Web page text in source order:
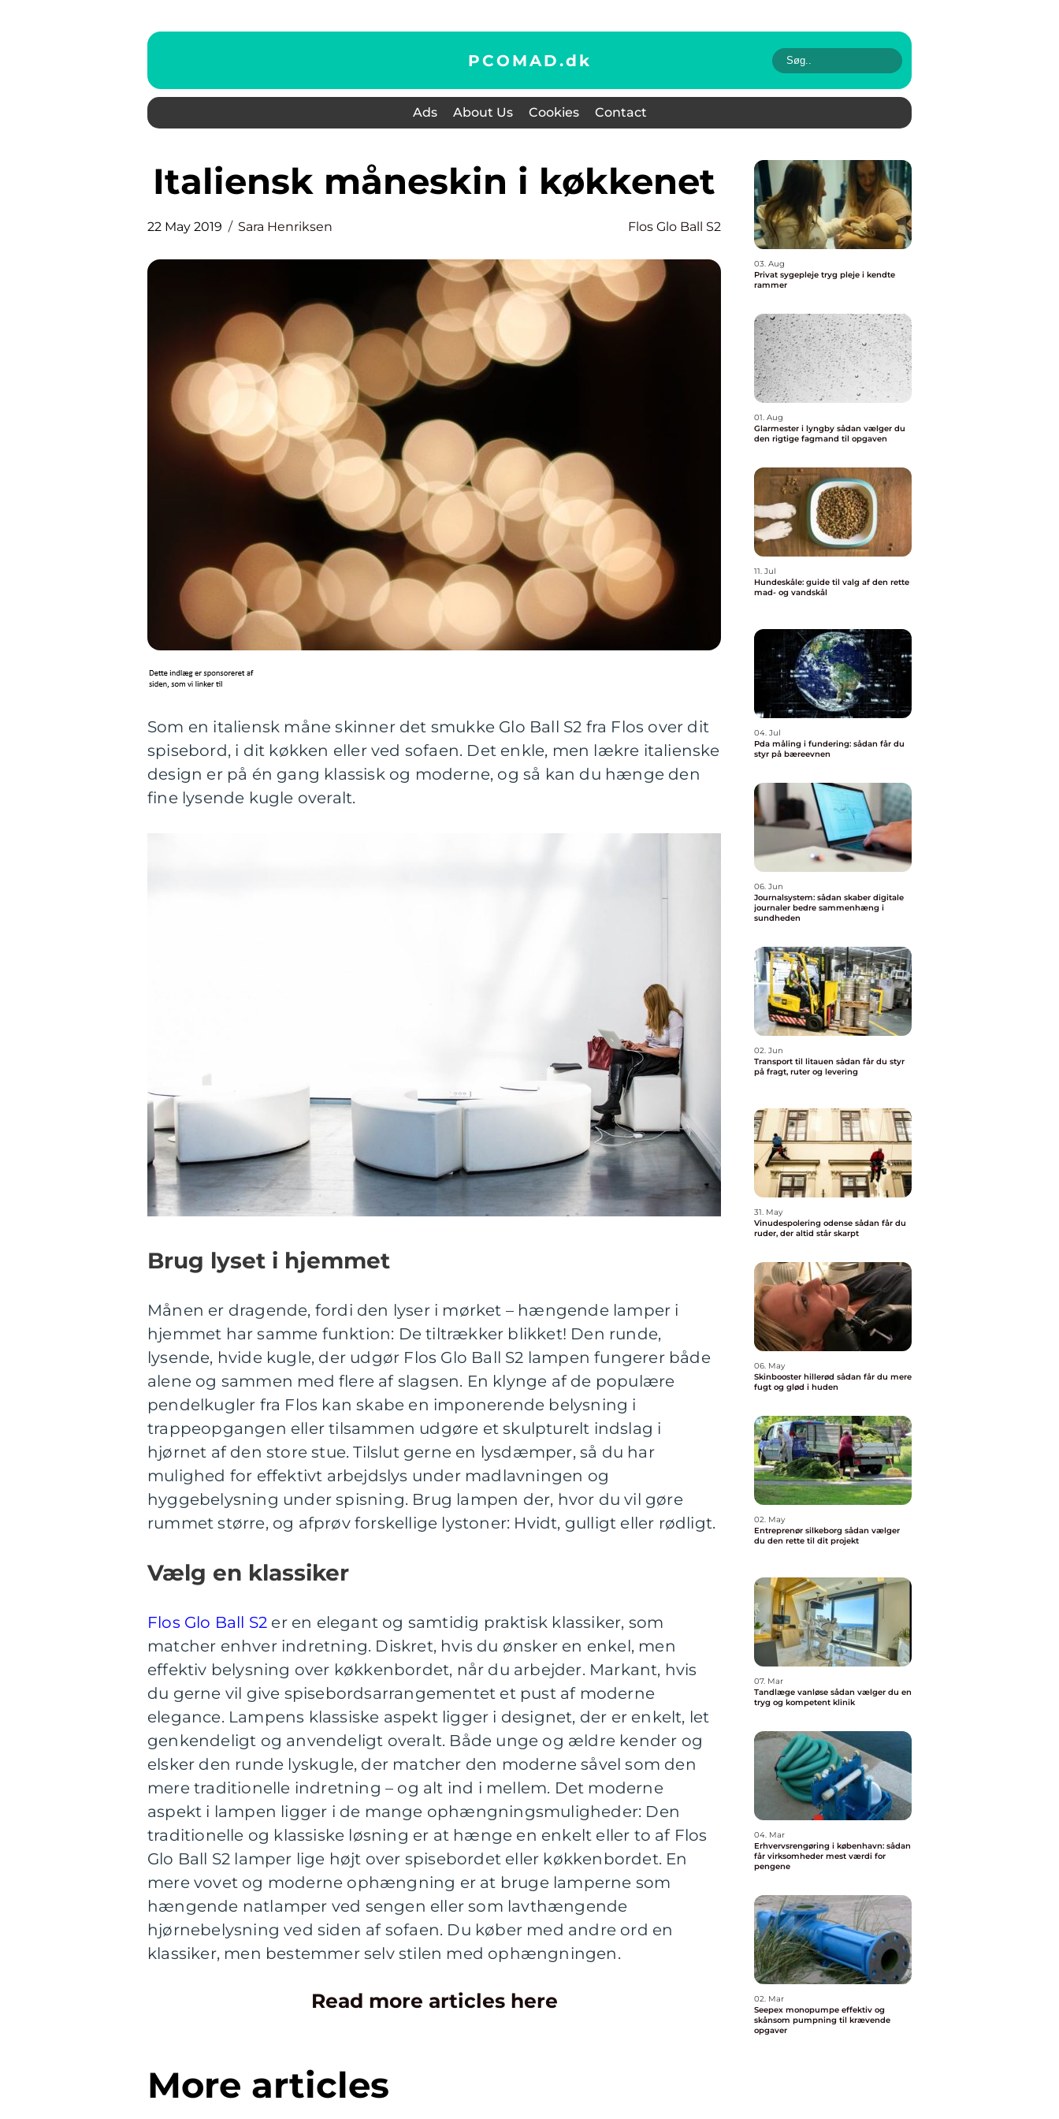
PCOMAD.dk
Ads About Us Cookies Contact
Italiensk måneskin i køkkenet
22 May 2019 Sara Henriksen Flos Glo Ball S2
Som en italiensk måne skinner det smukke Glo Ball S2 fra Flos over dit
spisebord, i dit køkken eller ved sofaen. Det enkle, men lækre italienske
design er på én gang klassisk og moderne, og så kan du hænge den
fine lysende kugle overalt.
Brug lyset i hjemmet
Månen er dragende, fordi den lyser i mørket – hængende lamper i
hjemmet har samme funktion: De tiltrækker blikket! Den runde,
lysende, hvide kugle, der udgør Flos Glo Ball S2 lampen fungerer både
alene og sammen med flere af slagsen. En klynge af de populære
pendelkugler fra Flos kan skabe en imponerende belysning i
trappeopgangen eller tilsammen udgøre et skulpturelt indslag i
hjørnet af den store stue. Tilslut gerne en lysdæmper, så du har
mulighed for effektivt arbejdslys under madlavningen og
hyggebelysning under spisning. Brug lampen der, hvor du vil gøre
rummet større, og afprøv forskellige lystoner: Hvidt, gulligt eller rødligt.
Vælg en klassiker
Flos Glo Ball S2 er en elegant og samtidig praktisk klassiker, som
matcher enhver indretning. Diskret, hvis du ønsker en enkel, men
effektiv belysning over køkkenbordet, når du arbejder. Markant, hvis
du gerne vil give spisebordsarrangementet et pust af moderne
elegance. Lampens klassiske aspekt ligger i designet, der er enkelt, let
genkendeligt og anvendeligt overalt. Både unge og ældre kender og
elsker den runde lyskugle, der matcher den moderne såvel som den
mere traditionelle indretning – og alt ind i mellem. Det moderne
aspekt i lampen ligger i de mange ophængningsmuligheder: Den
traditionelle og klassiske løsning er at hænge en enkelt eller to af Flos
Glo Ball S2 lamper lige højt over spisebordet eller køkkenbordet. En
mere vovet og moderne ophængning er at bruge lamperne som
hængende natlamper ved sengen eller som lavthængende
hjørnebelysning ved siden af sofaen. Du køber med andre ord en
klassiker, men bestemmer selv stilen med ophængningen.
Read more articles here
More articles
03. Aug
Privat sygepleje tryg pleje i kendte
rammer
01. Aug
Glarmester i lyngby sådan vælger du
den rigtige fagmand til opgaven
11. Jul
Hundeskåle: guide til valg af den rette
mad- og vandskål
04. Jul
Pda måling i fundering: sådan får du
styr på bæreevnen
06. Jun
Journalsystem: sådan skaber digitale
journaler bedre sammenhæng i
sundheden
02. Jun
Transport til litauen sådan får du styr
på fragt, ruter og levering
31. May
Vinudespolering odense sådan får du
ruder, der altid står skarpt
06. May
Skinbooster hillerød sådan får du mere
fugt og glød i huden
02. May
Entreprenør silkeborg sådan vælger
du den rette til dit projekt
07. Mar
Tandlæge vanløse sådan vælger du en
tryg og kompetent klinik
04. Mar
Erhvervsrengøring i københavn: sådan
får virksomheder mest værdi for
pengene
02. Mar
Seepex monopumpe effektiv og
skånsom pumpning til krævende
opgaver